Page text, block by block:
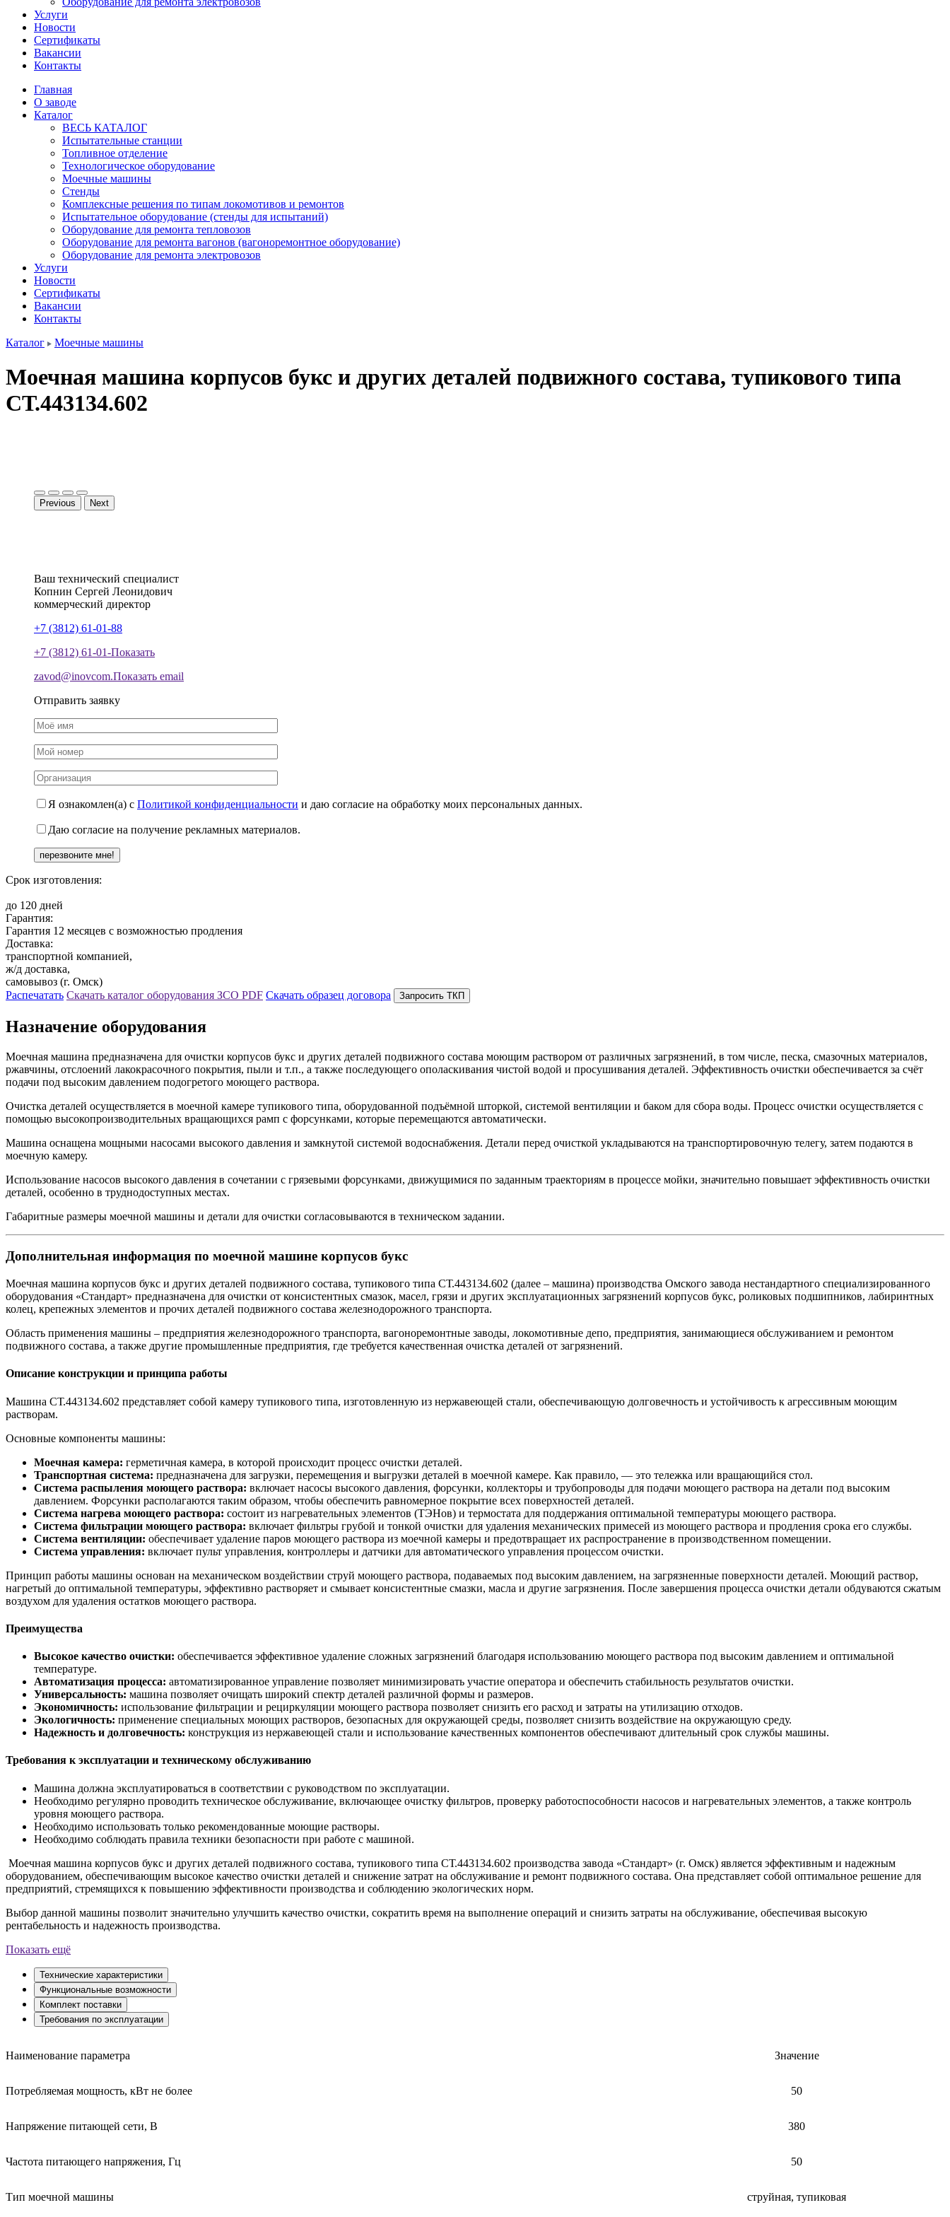
Услуги
Новости
Сертификаты
Вакансии
Контакты
Главная
О заводе
Каталог
ВЕСЬ КАТАЛОГ
Испытательные станции
Топливное отделение
Технологическое оборудование
Моечные машины
Стенды
Комплексные решения по типам локомотивов и ремонтов
Испытательное оборудование (стенды для испытаний)
Оборудование для ремонта тепловозов
Оборудование для ремонта вагонов (вагоноремонтное оборудование)
Оборудование для ремонта электровозов
Услуги
Новости
Сертификаты
Вакансии
Контакты
Каталог
Моечные машины
Моечная машина корпусов букс и других деталей подвижного состава, тупикового типа
СТ.443134.602
Previous Next
Ваш технический специалист
Копнин Сергей Леонидович
коммерческий директор
+7 (3812) 61-01-88
+7 (3812) 61-01-Показать
zavod@inovcom.Показать email
Отправить заявку
Я ознакомлен(а) с Политикой конфиденциальности и даю согласие на обработку моих персональных данных.
Даю согласие на получение рекламных материалов.
Срок изготовления:
до 120 дней
Гарантия:
Гарантия 12 месяцев с возможностью продления
Доставка:
транспортной компанией,
ж/д доставка,
самовывоз (г. Омск)
Распечатать Скачать каталог оборудования ЗСО PDF Скачать образец договора Запросить ТКП
Назначение оборудования
Моечная машина предназначена для очистки корпусов букс и других деталей подвижного состава моющим раствором от различных загрязнений, в том числе, песка, смазочных материалов,
ржавчины, отслоений лакокрасочного покрытия, пыли и т.п., а также последующего ополаскивания чистой водой и просушивания деталей. Эффективность очистки обеспечивается за счёт
подачи под высоким давлением подогретого моющего раствора.
Очистка деталей осуществляется в моечной камере тупикового типа, оборудованной подъёмной шторкой, системой вентиляции и баком для сбора воды. Процесс очистки осуществляется с
помощью высокопроизводительных вращающихся рамп с форсунками, которые перемещаются автоматически.
Машина оснащена мощными насосами высокого давления и замкнутой системой водоснабжения. Детали перед очисткой укладываются на транспортировочную телегу, затем подаются в
моечную камеру.
Использование насосов высокого давления в сочетании с грязевыми форсунками, движущимися по заданным траекториям в процессе мойки, значительно повышает эффективность очистки
деталей, особенно в труднодоступных местах.
Габаритные размеры моечной машины и детали для очистки согласовываются в техническом задании.
Дополнительная информация по моечной машине корпусов букс
Моечная машина корпусов букс и других деталей подвижного состава, тупикового типа СТ.443134.602 (далее – машина) производства Омского завода нестандартного специализированного
оборудования «Стандарт» предназначена для очистки от консистентных смазок, масел, грязи и других эксплуатационных загрязнений корпусов букс, роликовых подшипников, лабиринтных
колец, крепежных элементов и прочих деталей подвижного состава железнодорожного транспорта.
Область применения машины – предприятия железнодорожного транспорта, вагоноремонтные заводы, локомотивные депо, предприятия, занимающиеся обслуживанием и ремонтом
подвижного состава, а также другие промышленные предприятия, где требуется качественная очистка деталей от загрязнений.
Описание конструкции и принципа работы
Машина СТ.443134.602 представляет собой камеру тупикового типа, изготовленную из нержавеющей стали, обеспечивающую долговечность и устойчивость к агрессивным моющим
растворам.
Основные компоненты машины:
Моечная камера: герметичная камера, в которой происходит процесс очистки деталей.
Транспортная система: предназначена для загрузки, перемещения и выгрузки деталей в моечной камере. Как правило, — это тележка или вращающийся стол.
Система распыления моющего раствора: включает насосы высокого давления, форсунки, коллекторы и трубопроводы для подачи моющего раствора на детали под высоким
давлением. Форсунки располагаются таким образом, чтобы обеспечить равномерное покрытие всех поверхностей деталей.
Система нагрева моющего раствора: состоит из нагревательных элементов (ТЭНов) и термостата для поддержания оптимальной температуры моющего раствора.
Система фильтрации моющего раствора: включает фильтры грубой и тонкой очистки для удаления механических примесей из моющего раствора и продления срока его службы.
Система вентиляции: обеспечивает удаление паров моющего раствора из моечной камеры и предотвращает их распространение в производственном помещении.
Система управления: включает пульт управления, контроллеры и датчики для автоматического управления процессом очистки.
Принцип работы машины основан на механическом воздействии струй моющего раствора, подаваемых под высоким давлением, на загрязненные поверхности деталей. Моющий раствор,
нагретый до оптимальной температуры, эффективно растворяет и смывает консистентные смазки, масла и другие загрязнения. После завершения процесса очистки детали обдуваются сжатым
воздухом для удаления остатков моющего раствора.
Преимущества
Высокое качество очистки: обеспечивается эффективное удаление сложных загрязнений благодаря использованию моющего раствора под высоким давлением и оптимальной
температуре.
Автоматизация процесса: автоматизированное управление позволяет минимизировать участие оператора и обеспечить стабильность результатов очистки.
Универсальность: машина позволяет очищать широкий спектр деталей различной формы и размеров.
Экономичность: использование фильтрации и рециркуляции моющего раствора позволяет снизить его расход и затраты на утилизацию отходов.
Экологичность: применение специальных моющих растворов, безопасных для окружающей среды, позволяет снизить воздействие на окружающую среду.
Надежность и долговечность: конструкция из нержавеющей стали и использование качественных компонентов обеспечивают длительный срок службы машины.
Требования к эксплуатации и техническому обслуживанию
Машина должна эксплуатироваться в соответствии с руководством по эксплуатации.
Необходимо регулярно проводить техническое обслуживание, включающее очистку фильтров, проверку работоспособности насосов и нагревательных элементов, а также контроль
уровня моющего раствора.
Необходимо использовать только рекомендованные моющие растворы.
Необходимо соблюдать правила техники безопасности при работе с машиной.
Моечная машина корпусов букс и других деталей подвижного состава, тупикового типа СТ.443134.602 производства завода «Стандарт» (г. Омск) является эффективным и надежным
оборудованием, обеспечивающим высокое качество очистки деталей и снижение затрат на обслуживание и ремонт подвижного состава. Она представляет собой оптимальное решение для
предприятий, стремящихся к повышению эффективности производства и соблюдению экологических норм.
Выбор данной машины позволит значительно улучшить качество очистки, сократить время на выполнение операций и снизить затраты на обслуживание, обеспечивая высокую
рентабельность и надежность производства.
Показать ещё
Технические характеристики
Функциональные возможности
Комплект поставки
Требования по эксплуатации
Наименование параметра Значение
Потребляемая мощность, кВт не более 50
Напряжение питающей сети, В 380
Частота питающего напряжения, Гц 50
Тип моечной машины струйная, тупиковая